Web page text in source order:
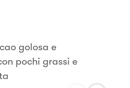
golosa e
pochi grassi e